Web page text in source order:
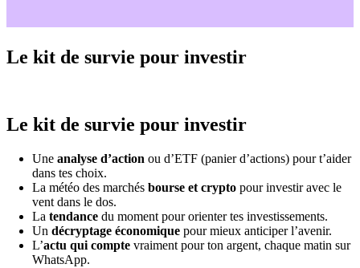
Le kit de survie pour investir
Le kit de survie pour investir
Une analyse d’action ou d’ETF (panier d’actions) pour t’aider
dans tes choix.
La météo des marchés bourse et crypto pour investir avec le
vent dans le dos.
La tendance du moment pour orienter tes investissements.
Un décryptage économique pour mieux anticiper l’avenir.
L’actu qui compte vraiment pour ton argent, chaque matin sur
WhatsApp.